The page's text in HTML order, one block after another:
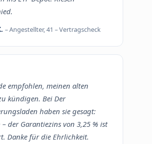
– Angestellter, 41 – Vertragscheck
empfohlen, meinen alten
kündigen. Bei Der
haben sie gesagt:
– der Garantiezins von 3,25 % ist
Danke für die Ehrlichkeit.